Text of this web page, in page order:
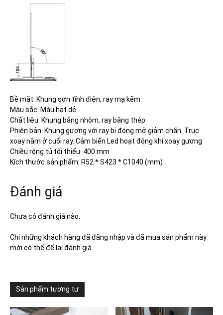
Bề mặt: Khung sơn tĩnh điện, ray mạ kẽm
Màu sắc: Màu hạt dẻ
Chất liệu: Khung bằng nhôm, ray bằng thép
Phiên bản: Khung gương với ray bi đóng mở giảm chấn. Trục
xoay nằm ở cuối ray. Cảm biến Led hoạt động khi xoay gương
Chiều rộng tủ tối thiểu: 400 mm
Kích thước sản phẩm: R52 * S423 * C1040 (mm)
Đánh giá
Chưa có đánh giá nào.
Chỉ những khách hàng đã đăng nhập và đã mua sản phẩm này
mới có thể để lại đánh giá.
Sản phẩm tương tự